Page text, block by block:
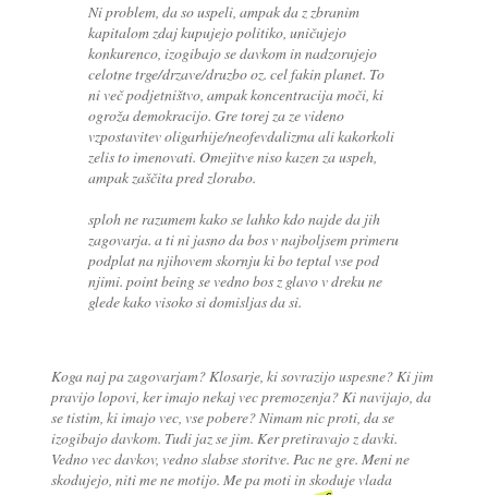
Ni problem, da so uspeli, ampak da z zbranim
kapitalom zdaj kupujejo politiko, uničujejo
konkurenco, izogibajo se davkom in nadzorujejo
celotne trge/drzave/druzbo oz. cel fakin planet. To
ni več podjetništvo, ampak koncentracija moči, ki
ogroža demokracijo. Gre torej za ze videno
vzpostavitev oligarhije/neofevdalizma ali kakorkoli
zelis to imenovati. Omejitve niso kazen za uspeh,
ampak zaščita pred zlorabo.
sploh ne razumem kako se lahko kdo najde da jih
zagovarja. a ti ni jasno da bos v najboljsem primeru
podplat na njihovem skornju ki bo teptal vse pod
njimi. point being se vedno bos z glavo v dreku ne
glede kako visoko si domisljas da si.
Koga naj pa zagovarjam? Klosarje, ki sovrazijo uspesne? Ki jim
pravijo lopovi, ker imajo nekaj vec premozenja? Ki navijajo, da
se tistim, ki imajo vec, vse pobere? Nimam nic proti, da se
izogibajo davkom. Tudi jaz se jim. Ker pretiravajo z davki.
Vedno vec davkov, vedno slabse storitve. Pac ne gre. Meni ne
skodujejo, niti me ne motijo. Me pa moti in skoduje vlada